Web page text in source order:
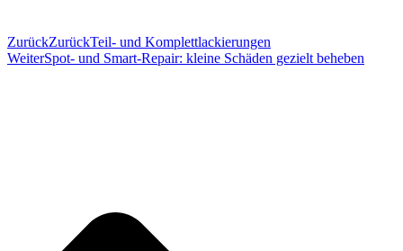
ZurückZurückTeil- und Komplettlackierungen
WeiterSpot- und Smart-Repair: kleine Schäden gezielt beheben